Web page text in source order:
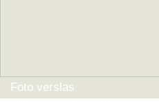
Foto verslas